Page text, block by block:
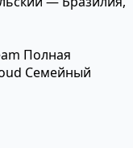
Полная
Семейный